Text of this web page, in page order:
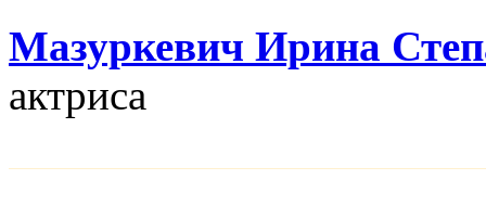
Мазуркевич Ирина
актриса